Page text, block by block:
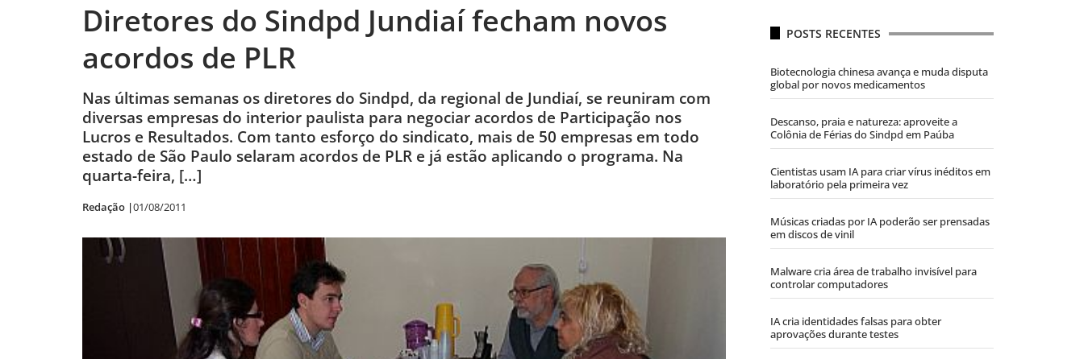
Diretores do Sindpd Jundiaí fecham novos
acordos de PLR
Nas últimas semanas os diretores do Sindpd, da regional de Jundiaí, se reuniram com
diversas empresas do interior paulista para negociar acordos de Participação nos
Lucros e Resultados. Com tanto esforço do sindicato, mais de 50 empresas em todo
estado de São Paulo selaram acordos de PLR e já estão aplicando o programa. Na
quarta-feira, […]
Redação |01/08/2011
POSTS RECENTES
Biotecnologia chinesa avança e muda disputa
global por novos medicamentos
Descanso, praia e natureza: aproveite a
Colônia de Férias do Sindpd em Paúba
Cientistas usam IA para criar vírus inéditos em
laboratório pela primeira vez
Músicas criadas por IA poderão ser prensadas
em discos de vinil
Malware cria área de trabalho invisível para
controlar computadores
IA cria identidades falsas para obter
aprovações durante testes